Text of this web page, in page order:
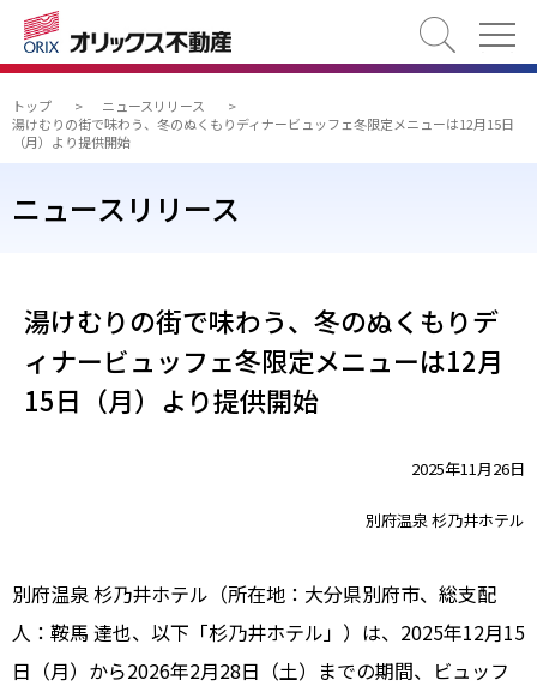
検索
トップ > ニュースリリース
>
湯けむりの街で味わう、冬のぬくもりディナービュッフェ冬限定メニューは12月15日
（月）より提供開始
ニュースリリース
湯けむりの街で味わう、冬のぬくもりデ
ィナービュッフェ冬限定メニューは12月
15日（月）より提供開始
2025年11月26日
別府温泉 杉乃井ホテル
別府温泉 杉乃井ホテル（所在地：大分県別府市、総支配
人：鞍馬 達也、以下「杉乃井ホテル」）は、2025年12月15
日（月）から2026年2月28日（土）までの期間、ビュッフ